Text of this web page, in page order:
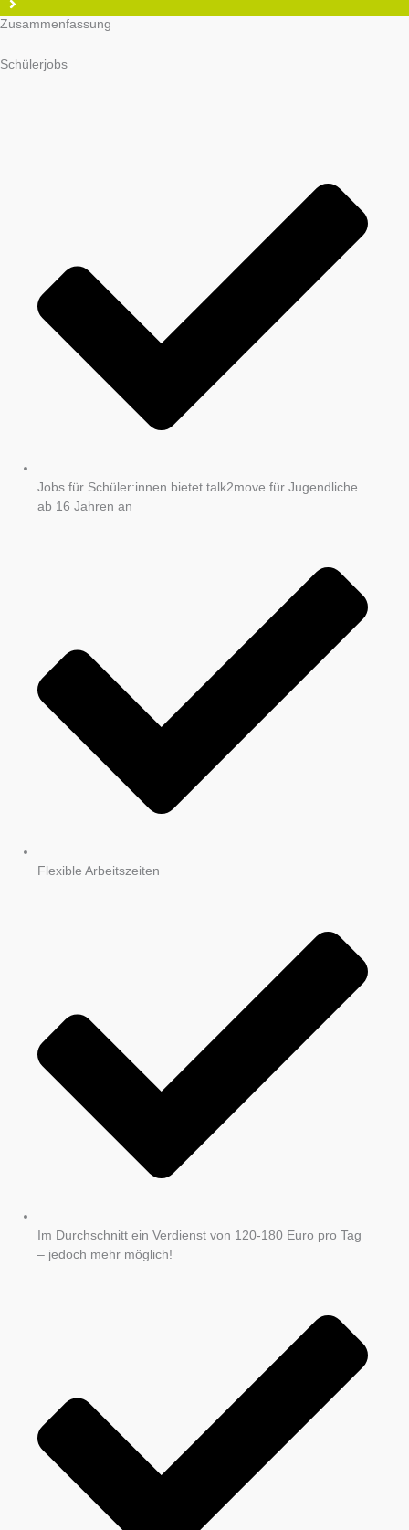
Zusammenfassung
Schülerjobs
Jobs für Schüler:innen bietet talk2move für Jugendliche
ab 16 Jahren an
Flexible Arbeitszeiten
Im Durchschnitt ein Verdienst von 120-180 Euro pro Tag
– jedoch mehr möglich!